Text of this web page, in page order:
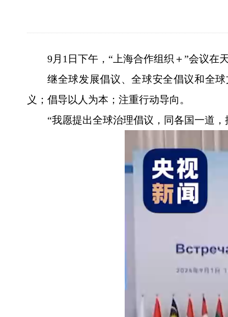
9月1日下午，“上海合作组织＋”会议在
继全球发展倡议、全球安全倡议和全
义；倡导以人为本；注重行动导向。
“我愿提出全球治理倡议，同各国一道